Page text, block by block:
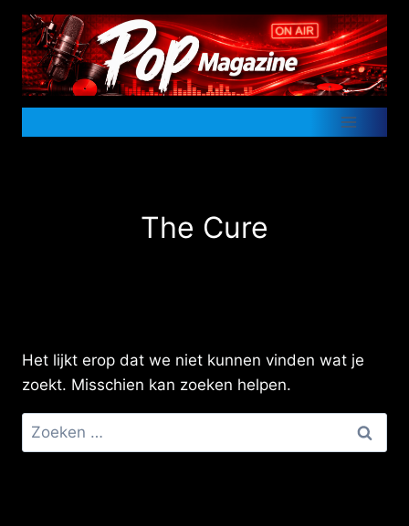
Doorgaan
naar
inhoud
The Cure
Het lijkt erop dat we niet kunnen vinden wat je
zoekt. Misschien kan zoeken helpen.
Zoeken
naar: